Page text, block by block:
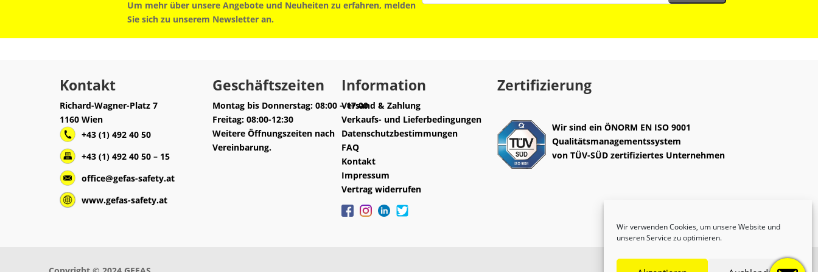
Wir verwenden Cookies, um unsere Website und
unseren Service zu optimieren.
Um mehr über unsere Angebote und Neuheiten zu erfahren, melden
Sie sich zu unserem Newsletter an.
Kontakt
Richard-Wagner-Platz 7
1160 Wien
+43 (1) 492 40 50
+43 (1) 492 40 50 – 15
office@gefas-safety.at
www.gefas-safety.at
Geschäftszeiten
Montag bis Donnerstag: 08:00 – 17:00
Freitag: 08:00-12:30
Weitere Öffnungszeiten nach
Vereinbarung.
Information
Versand & Zahlung
Verkaufs- und Lieferbedingungen
Datenschutzbestimmungen
FAQ
Kontakt
Impressum
Vertrag widerrufen
Zertifizierung
Wir sind einÖNORM EN ISO 9001
Qualitätsmanagementssystem
vonTÜV-SÜD zertifiziertes Unternehmen